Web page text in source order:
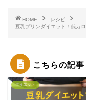
HOME
レシピ
豆乳プリンダイエット！低カ
こちらの記
ダイエット